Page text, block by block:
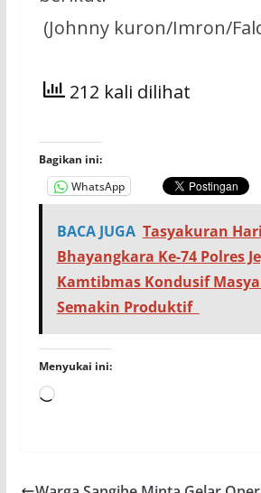
(Johnny kuron/Imron/
212 kali dilihat
Bagikan ini:
WhatsApp
BACA JUGA Tasyakuran Hari
Bhayangkara Ke-74 Polres
Kamtibmas Kondusif
Semakin Produktif
Menyukai ini:
Memuat...